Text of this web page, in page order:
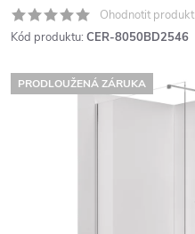
Ohodnotit produkt
Kód produktu: CER-8050BD2546
PRODLOUŽENÁ ZÁRUKA